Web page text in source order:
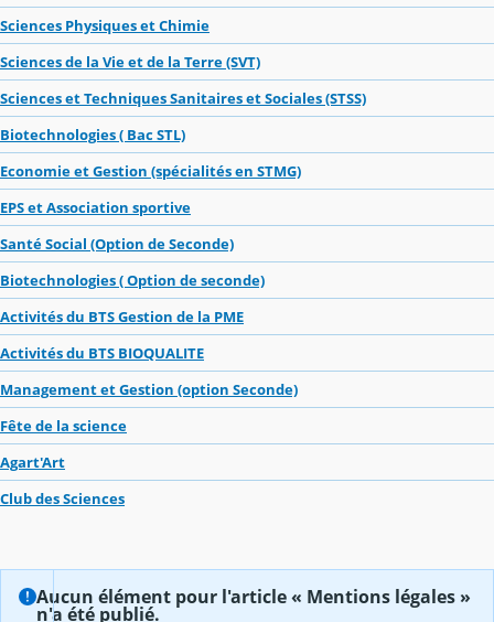
Sciences Physiques et Chimie
Sciences de la Vie et de la Terre (SVT)
Sciences et Techniques Sanitaires et Sociales (STSS)
Biotechnologies ( Bac STL)
Economie et Gestion (spécialités en STMG)
EPS et Association sportive
Santé Social (Option de Seconde)
Biotechnologies ( Option de seconde)
Activités du BTS Gestion de la PME
Activités du BTS BIOQUALITE
Management et Gestion (option Seconde)
Fête de la science
Agart'Art
Club des Sciences
Aucun élément pour l'article « Mentions légales »
n'a été publié.